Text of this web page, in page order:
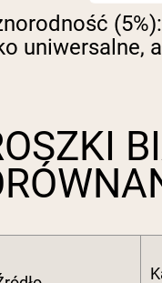
(5%):
uniwersalne,